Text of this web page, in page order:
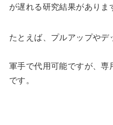
が遅れる研究結果がありま
たとえば、プルアップやデ
軍手で代用可能ですが、
です。